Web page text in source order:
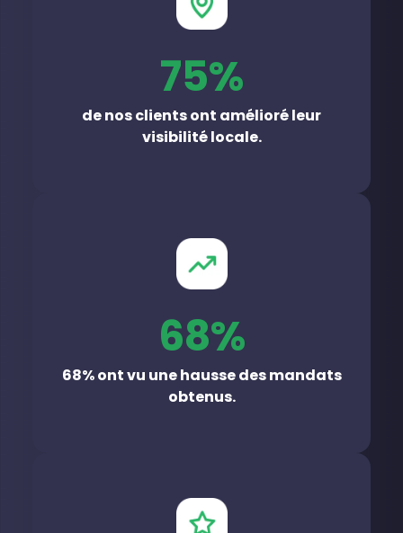
75%
de nos clients ont amélioré leur
visibilité locale.
68%
68% ont vu une hausse des mandats
obtenus.